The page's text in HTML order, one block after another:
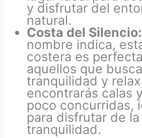
y disfrutar del
natural.
Costa del Silencio:
nombre indica,
costera es
aquellos que
tranquilidad y
encontrarás calas
poco concurridas,
para disfrutar de
tranquilidad.